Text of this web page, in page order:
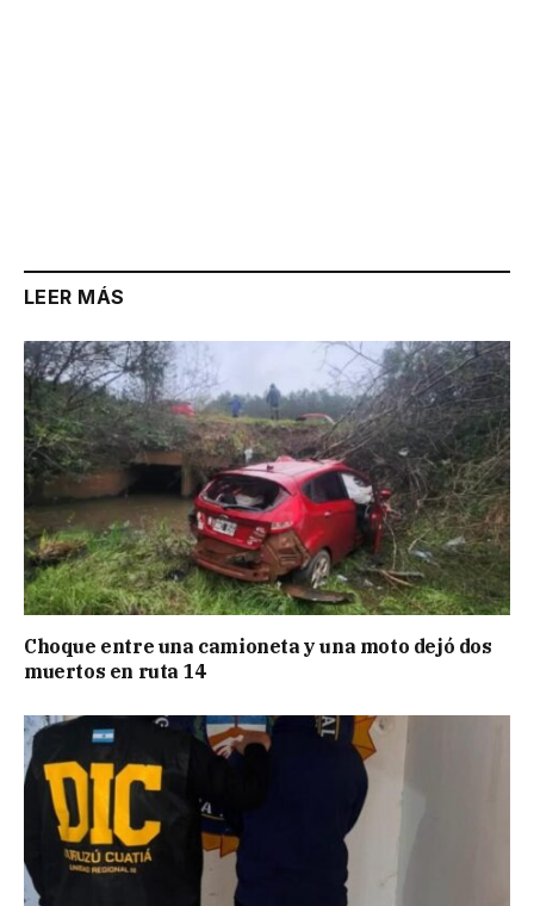
LEER MÁS
Choque entre una camioneta y una moto dejó dos
muertos en ruta 14